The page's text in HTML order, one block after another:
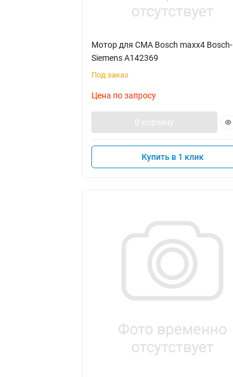
Мотор для СМА Bosch maxx4 Bosch-
Siemens A142369
Под заказ
Цена по запросу
В корзину
Купить в 1 клик